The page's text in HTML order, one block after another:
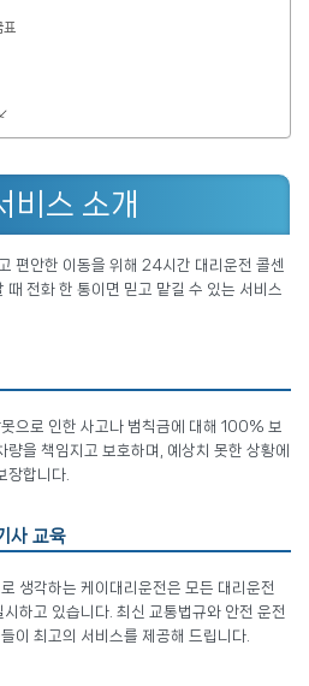
표
비스 소개
편안한 이동을 위해 24시간 대리운전 콜센
때 전화 한 통이면 믿고 맡길 수 있는 서비스
으로 인한 사고나 범칙금에 대해 100% 보
을 책임지고 보호하며, 예상치 못한 상황에
장합니다.
사 교육
생각하는 케이대리운전은 모든 대리운전
하고 있습니다. 최신 교통법규와 안전 운전
이 최고의 서비스를 제공해 드립니다.